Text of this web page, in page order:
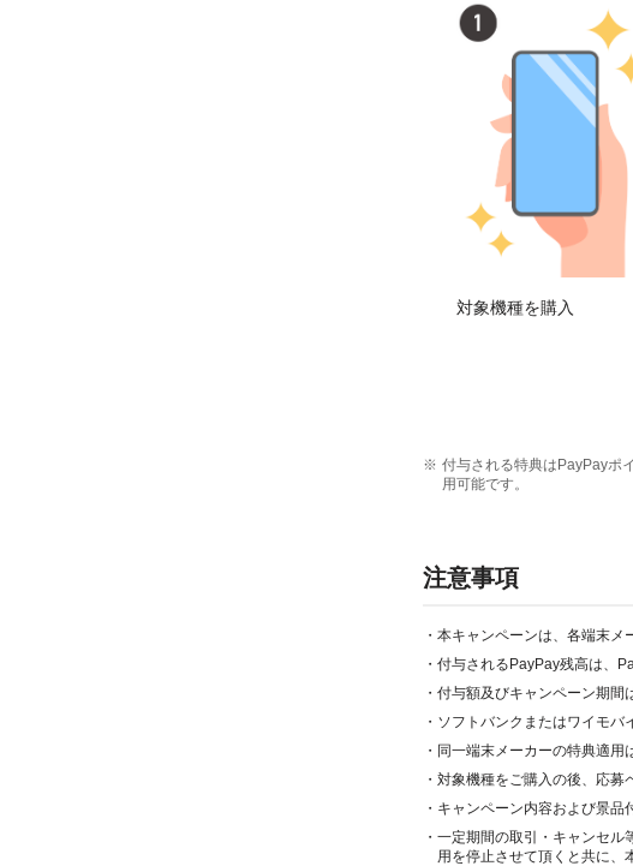
対象機種を購入
付与される特典はPayPayポ
用可能です。
注意事項
・本キャンペーンは、各端末メ
・付与されるPayPay残高は、
・付与額及びキャンペーン期間
・ソフトバンクまたはワイモバ
・同一端末メーカーの特典適用
・対象機種をご購入の後、応
・キャンペーン内容および景
・一定期間の取引・キャンセ
用を停止させて頂くと共に、